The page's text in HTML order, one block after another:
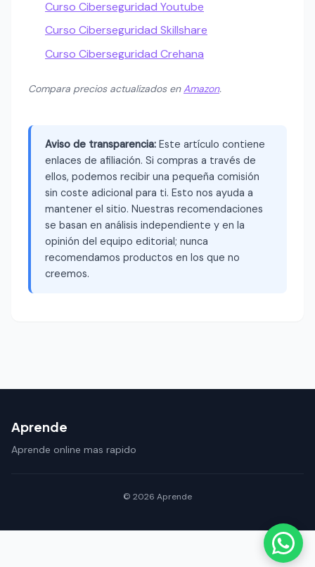
Curso Ciberseguridad Youtube
Curso Ciberseguridad Skillshare
Curso Ciberseguridad Crehana
Compara precios actualizados enAmazon.
Aviso de transparencia: Este artículo contiene
enlaces de afiliación. Si compras a través de
ellos, podemos recibir una pequeña comisión
sin coste adicional para ti. Esto nos ayuda a
mantener el sitio. Nuestras recomendaciones
se basan en análisis independiente y en la
opinión del equipo editorial; nunca
recomendamos productos en los que no
creemos.
Aprende
Aprende online mas rapido
© 2026 Aprende